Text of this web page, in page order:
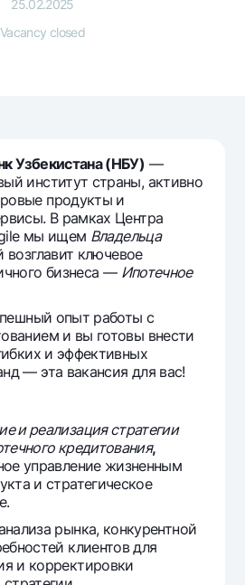
Milliy
personal data
25.02.2025
Vacancy closed
Узбекистана (НБУ) —
институт страны, активно
продукты и
В рамках Центра
мы ищем Владельца
возглавит ключевое
бизнеса — Ипотечное
опыт работы с
и вы готовы внести
и эффективных
— эта вакансия для вас!
и реализация стратегии
кредитования,
управление жизненным
и стратегическое
рынка, конкурентной
клиентов для
и корректировки